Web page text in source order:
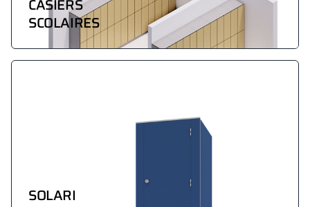
CASIERS
SCOLAIRES
SOLARI